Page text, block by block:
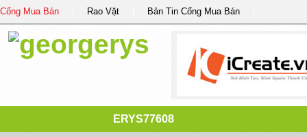
Cổng Mua Bán Rao Vặt Bản Tin Cổng Mua Bán
ERYS77608